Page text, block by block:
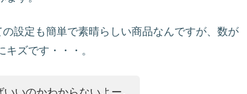
設定も簡単で素晴らしい商品なんですが、数が
ズです・・・。